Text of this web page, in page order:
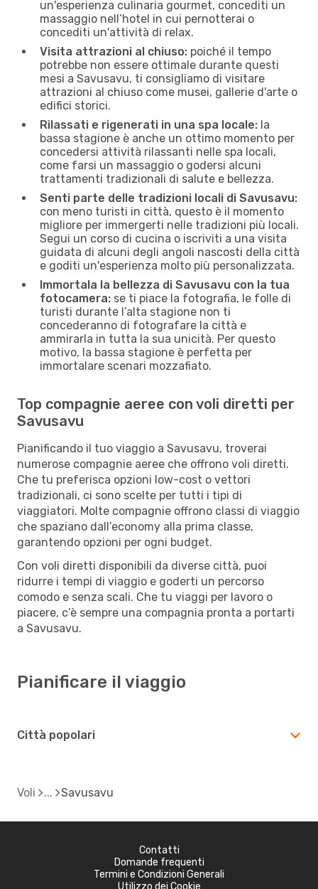
un'esperienza culinaria gourmet, concediti un
massaggio nell’hotel in cui pernotterai o
concediti un'attività di relax.
Visita attrazioni al chiuso: poiché il tempo
potrebbe non essere ottimale durante questi
mesi a Savusavu, ti consigliamo di visitare
attrazioni al chiuso come musei, gallerie d'arte o
edifici storici.
Rilassati e rigenerati in una spa locale: la
bassa stagione è anche un ottimo momento per
concedersi attività rilassanti nelle spa locali,
come farsi un massaggio o godersi alcuni
trattamenti tradizionali di salute e bellezza.
Senti parte delle tradizioni locali di Savusavu:
con meno turisti in città, questo è il momento
migliore per immergerti nelle tradizioni più locali.
Segui un corso di cucina o iscriviti a una visita
guidata di alcuni degli angoli nascosti della città
e goditi un'esperienza molto più personalizzata.
Immortala la bellezza di Savusavu con la tua
fotocamera: se ti piace la fotografia, le folle di
turisti durante l’alta stagione non ti
concederanno di fotografare la città e
ammirarla in tutta la sua unicità. Per questo
motivo, la bassa stagione è perfetta per
immortalare scenari mozzafiato.
Top compagnie aeree con voli diretti per
Savusavu
Pianificando il tuo viaggio a Savusavu, troverai
numerose compagnie aeree che offrono voli diretti.
Che tu preferisca opzioni low-cost o vettori
tradizionali, ci sono scelte per tutti i tipi di
viaggiatori. Molte compagnie offrono classi di viaggio
che spaziano dall’economy alla prima classe,
garantendo opzioni per ogni budget.
Con voli diretti disponibili da diverse città, puoi
ridurre i tempi di viaggio e goderti un percorso
comodo e senza scali. Che tu viaggi per lavoro o
piacere, c’è sempre una compagnia pronta a portarti
a Savusavu.
Pianificare il viaggio
Città popolari
Voli Savusavu
Contatti
Domande frequenti
Termini e Condizioni Generali
Utilizzo dei Cookie